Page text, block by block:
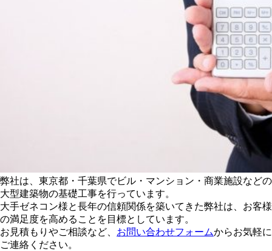
弊社は、東京都・千葉県でビル・マンション・商業施設などの
大型建築物の基礎工事を行っています。
大手ゼネコン様と長年の信頼関係を築いてきた弊社は、お客様
の満足度を高めることを目標としています。
お見積もりやご相談など、 お問い合わせフォームからお気軽に
ご連絡ください。